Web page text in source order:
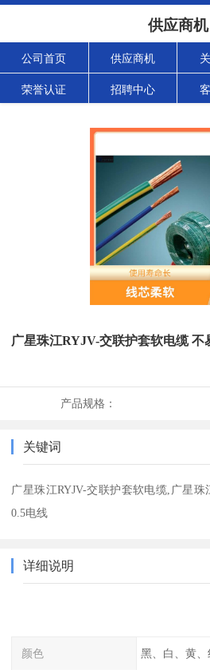
供应商机
公司首页 供应商机
荣誉认证 招聘中心
广星珠江RYJV-交联护套软电缆 不
产品规格：
关键词
广星珠江RYJV-交联护套软电缆,广星
0.5电线
详细说明
颜色 黑、白、黄